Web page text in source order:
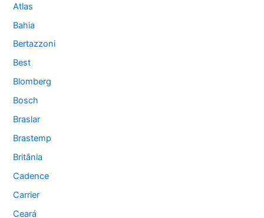
Atlas
Bahia
Bertazzoni
Best
Blomberg
Bosch
Braslar
Brastemp
Britânia
Cadence
Carrier
Ceará